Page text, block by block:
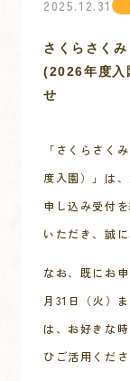
2025.12.31
さくらさく
(2026年度
せ
「さくらさく
度入園）」は
申し込み受付
いただき、誠
なお、既にお
月31日（火）
は、お好きな
ひご活用くださ